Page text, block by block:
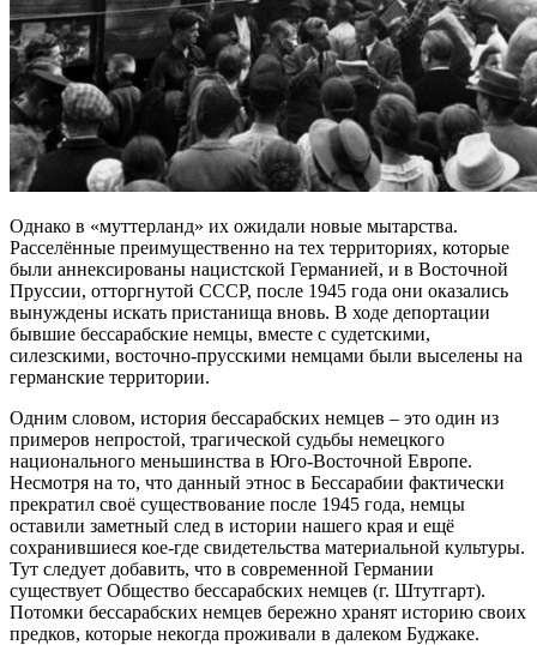
Однако в «муттерланд» их ожидали новые мытарства.
Расселённые преимущественно на тех территориях, которые
были аннексированы нацистской Германией, и в Восточной
Пруссии, отторгнутой СССР, после 1945 года они оказались
вынуждены искать пристанища вновь. В ходе депортации
бывшие бессарабские немцы, вместе с судетскими,
силезскими, восточно-прусскими немцами были выселены на
германские территории.
Одним словом, история бессарабских немцев – это один из
примеров непростой, трагической судьбы немецкого
национального меньшинства в Юго-Восточной Европе.
Несмотря на то, что данный этнос в Бессарабии фактически
прекратил своё существование после 1945 года, немцы
оставили заметный след в истории нашего края и ещё
сохранившиеся кое-где свидетельства материальной культуры.
Тут следует добавить, что в современной Германии
существует Общество бессарабских немцев (г. Штутгарт).
Потомки бессарабских немцев бережно хранят историю своих
предков, которые некогда проживали в далеком Буджаке.